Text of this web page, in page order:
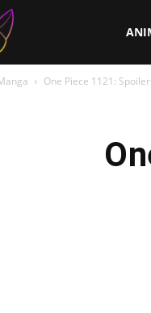
One Piece 1121: